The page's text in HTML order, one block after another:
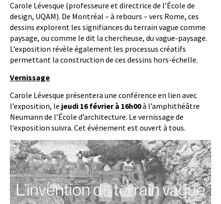
Carole Lévesque (professeure et directrice de l’École de
design, UQAM). De Montréal – à rebours – vers Rome, ces
dessins explorent les signifiances du terrain vague comme
paysage, ou comme le dit la chercheuse, du vague-paysage.
L’exposition révèle également les processus créatifs
permettant la construction de ces dessins hors-échelle.
Vernissage
Carole Lévesque présentera une conférence en lien avec
l’exposition, le jeudi 16 février à 16h00à l’amphithéâtre
Neumann de l’École d’architecture. Le vernissage de
l’exposition suivra. Cet événement est ouvert à tous.